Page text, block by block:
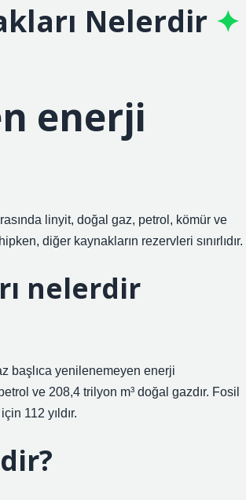
Nelerdir
enerji
linyit, doğal gaz, petrol, kömür ve
diğer kaynakların rezervleri sınırlıdır.
nelerdir
başlıca yenilenemeyen enerji
ve 208,4 trilyon m³ doğal gazdır. Fosil
112 yıldır.